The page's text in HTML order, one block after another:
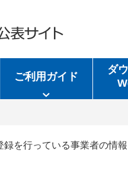
ご利用ガイド
ダ
を行っている事業者の情報